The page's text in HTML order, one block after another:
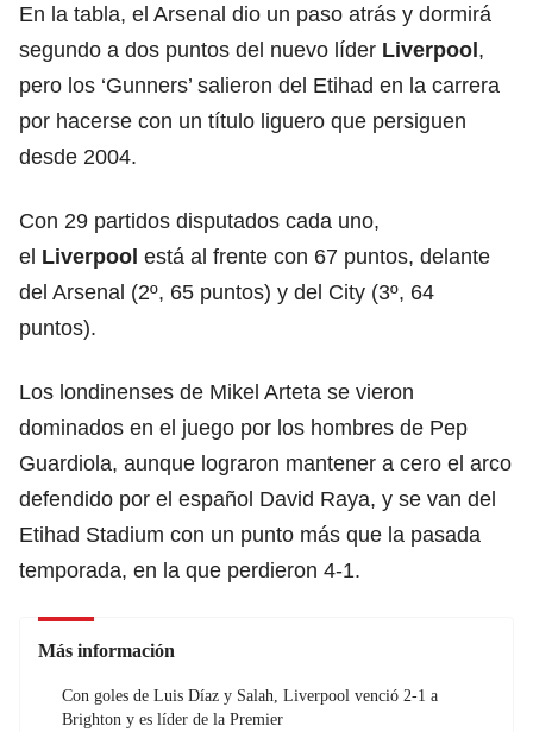
En la tabla, el Arsenal dio un paso atrás y dormirá
segundo a dos puntos del nuevo líder Liverpool,
pero los ‘Gunners’ salieron del Etihad en la carrera
por hacerse con un título liguero que persiguen
desde 2004.
Con 29 partidos disputados cada uno,
el Liverpool está al frente con 67 puntos, delante
del Arsenal (2º, 65 puntos) y del City (3º, 64
puntos).
Los londinenses de Mikel Arteta se vieron
dominados en el juego por los hombres de Pep
Guardiola, aunque lograron mantener a cero el arco
defendido por el español David Raya, y se van del
Etihad Stadium con un punto más que la pasada
temporada, en la que perdieron 4-1.
Más información
Con goles de Luis Díaz y Salah, Liverpool venció 2-1 a
Brighton y es líder de la Premier